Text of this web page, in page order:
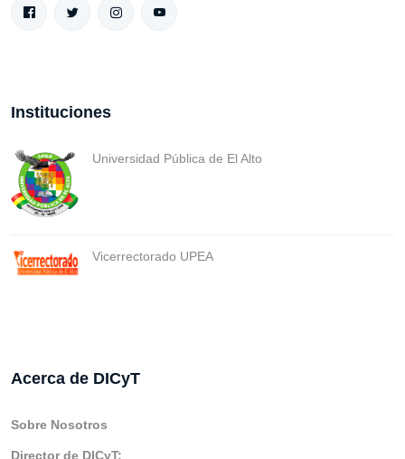
Instituciones
Universidad Pública de El Alto
Vicerrectorado UPEA
Acerca de DICyT
Sobre Nosotros
Director de DICyT: